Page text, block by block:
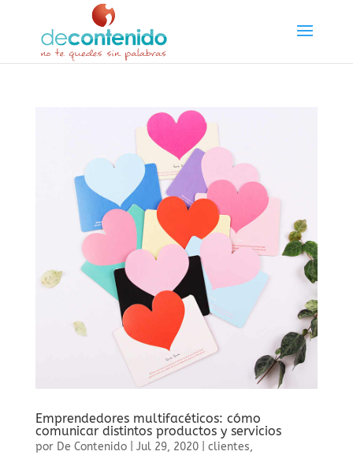
Emprendedores multifacéticos: cómo
comunicar distintos productos y servicios
por De Contenido| Jul 29, 2020| clientes,